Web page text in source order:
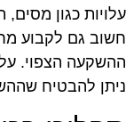
כגון מסים,
גם לקבוע
הצפוי. על
להבטיח